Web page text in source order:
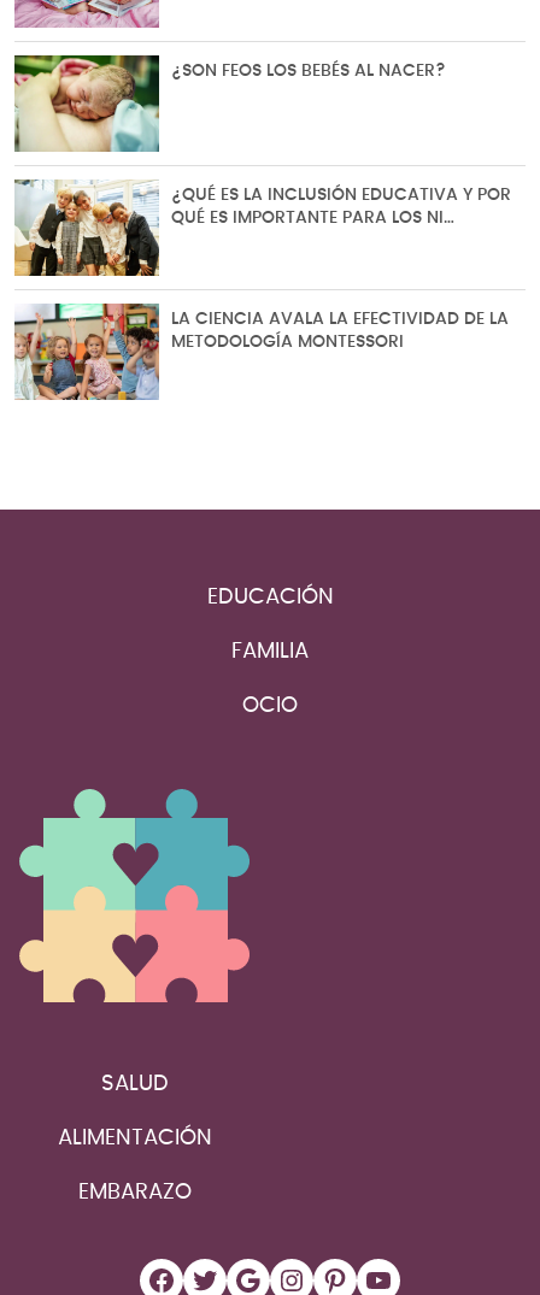
¿SON FEOS LOS BEBÉS AL NACER?
¿QUÉ ES LA INCLUSIÓN EDUCATIVA Y POR
QUÉ ES IMPORTANTE PARA LOS NI…
LA CIENCIA AVALA LA EFECTIVIDAD DE LA
METODOLOGÍA MONTESSORI
EDUCACIÓN
FAMILIA
OCIO
SALUD
ALIMENTACIÓN
EMBARAZO
Facebook
Twitter
Google
Instagram
Pinterest
YouTube